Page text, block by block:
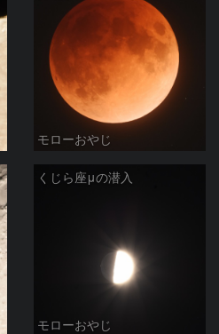
モローおやじ
くじら座μの潜入
モローおやじ